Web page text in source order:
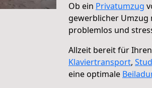
Ob ein Privatumzug
gewerblicher Umzug
problemlos und
Allzeit bereit für Ihren
Klaviertransport,
eine optimale